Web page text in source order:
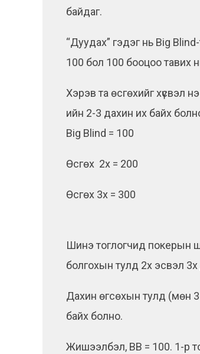
байдаг.
“Дуудах” гэдэг нь Big
100 бол 100 бооцоо тавих
Хэрэв та өсгөхийг хүсвэл
ийн 2-3 дахин их байх
Big Blind = 100
Өсгөх 2x = 200
Өсгөх 3x = 300
Шинэ тоглогчид покерын
болгохын тулд 2x эсвэл
Дахин өгсөхын тулд (мөн
байх болно.
Жишээлбэл, BB = 100. 1-р